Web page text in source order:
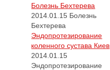
Болезнь Бехтерева
2014.01.15 Болезнь
Бехтерева
Эндопротезирование
коленного сустава Киев
2014.01.15
Эндопротезирование